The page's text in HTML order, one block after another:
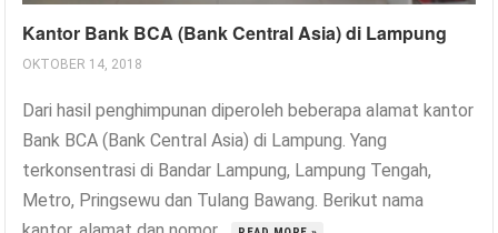
Kantor Bank BCA (Bank Central Asia) di Lampung
OKTOBER 14, 2018
Dari hasil penghimpunan diperoleh beberapa alamat kantor
Bank BCA (Bank Central Asia) di Lampung. Yang
terkonsentrasi di Bandar Lampung, Lampung Tengah,
Metro, Pringsewu dan Tulang Bawang. Berikut nama